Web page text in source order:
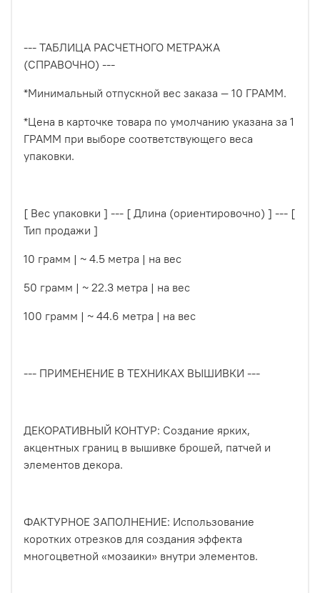
--- ТАБЛИЦА РАСЧЕТНОГО МЕТРАЖА
(СПРАВОЧНО) ---
*Минимальный отпускной вес заказа — 10 ГРАММ.
*Цена в карточке товара по умолчанию указана за 1
ГРАММ при выборе соответствующего веса
упаковки.
[ Вес упаковки ] --- [ Длина (ориентировочно) ] --- [
Тип продажи ]
10 грамм | ~ 4.5 метра | на вес
50 грамм | ~ 22.3 метра | на вес
100 грамм | ~ 44.6 метра | на вес
--- ПРИМЕНЕНИЕ В ТЕХНИКАХ ВЫШИВКИ ---
ДЕКОРАТИВНЫЙ КОНТУР: Создание ярких,
акцентных границ в вышивке брошей, патчей и
элементов декора.
ФАКТУРНОЕ ЗАПОЛНЕНИЕ: Использование
коротких отрезков для создания эффекта
многоцветной «мозаики» внутри элементов.